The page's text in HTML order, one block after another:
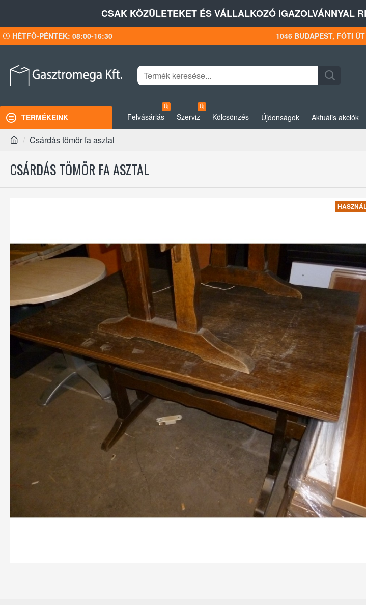
CSAK KÖZÜLETEKET ÉS VÁLLALKOZÓ IGAZOLVÁNNYAL
HÉTFŐ-PÉNTEK: 08:00-16:30 1046 BUDAPEST, FÓTI
TERMÉKEINK Felvásárlás
Új
Szerviz
Új
Kölcsönzés Újdonságok Aktuális akciók
Csárdás tömör fa asztal
CSÁRDÁS TÖMÖR FA ASZTAL